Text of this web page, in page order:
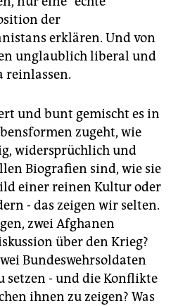
der
erklären. Und von
unglaublich liberal und
reinlassen.
und bunt gemischt es in
zugeht, wie
widersprüchlich und
Biografien sind, wie sie
einer reinen Kultur oder
- das zeigen wir selten.
zwei Afghanen
über den Krieg?
Bundeswehrsoldaten
setzen - und die Konflikte
ihnen zu zeigen? Was